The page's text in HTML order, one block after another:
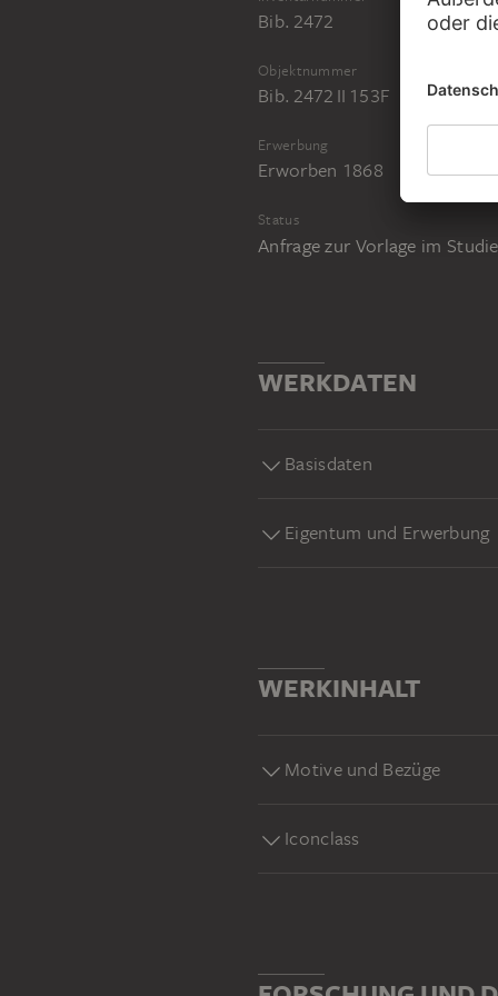
Bib. 2472
Objektnummer
Bib. 2472 II 153F
Erwerbung
Erworben 1868
Status
Anfrage zur Vorlage im
WERKDATEN
Basisdaten
Eigentum und Erwerbung
WERKINHALT
Motive und Bezüge
Iconclass